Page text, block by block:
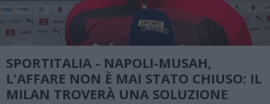
SPORTITALIA - NAPOLI-MUSAH,
L'AFFARE NON È MAI STATO CHIUSO: IL
MILAN TROVERÀ UNA SOLUZIONE